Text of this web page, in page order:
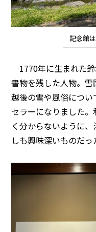
記念館
1770年に生まれた
書物を残した人物。雪
越後の雪や風俗につ
セラーになりました
く分からないように
しも興味深いものだっ